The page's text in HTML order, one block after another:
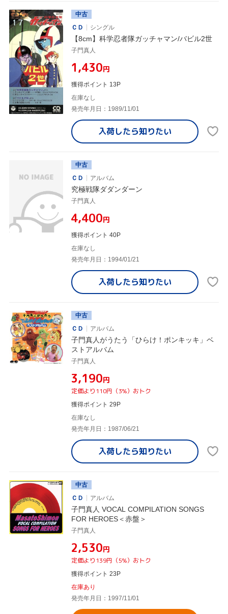
中古
ＣＤ
シングル
【8cm】科学忍者隊ガッチャマン/バビル2世
子門真人
¥1,430円
獲得ポイント 13P
在庫なし
発売年月日：1989/11/01
入荷したら知りたい
中古
ＣＤ
アルバム
究極戦隊ダダンダーン
子門真人
¥4,400円
獲得ポイント 40P
在庫なし
発売年月日：1994/01/21
入荷したら知りたい
中古
ＣＤ
アルバム
子門真人がうたう「ひらけ！ポンキッキ」ベ
ストアルバム
子門真人
¥3,190円
定価より110円（3%）おトク
獲得ポイント 29P
在庫なし
発売年月日：1987/06/21
入荷したら知りたい
中古
ＣＤ
アルバム
子門真人 VOCAL COMPILATION SONGS
FOR HEROES＜赤盤＞
子門真人
¥2,530円
定価より139円（5%）おトク
獲得ポイント 23P
在庫あり
発売年月日：1997/11/01